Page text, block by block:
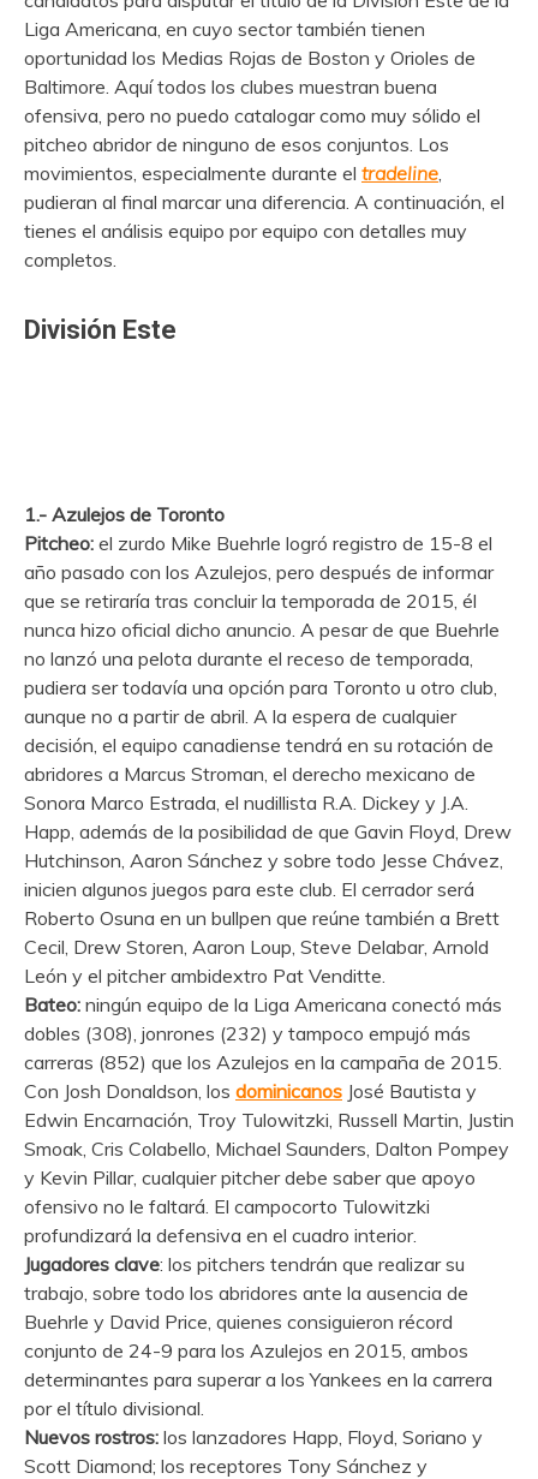
Liga Americana, en cuyo sector también tienen
oportunidad los Medias Rojas de Boston y Orioles de
Baltimore. Aquí todos los clubes muestran buena
ofensiva, pero no puedo catalogar como muy sólido el
pitcheo abridor de ninguno de esos conjuntos. Los
movimientos, especialmente durante el tradeline,
pudieran al final marcar una diferencia. A continuación, el
tienes el análisis equipo por equipo con detalles muy
completos.
División Este
1.- Azulejos de Toronto
Pitcheo: el zurdo Mike Buehrle logró registro de 15-8 el
año pasado con los Azulejos, pero después de informar
que se retiraría tras concluir la temporada de 2015, él
nunca hizo oficial dicho anuncio. A pesar de que Buehrle
no lanzó una pelota durante el receso de temporada,
pudiera ser todavía una opción para Toronto u otro club,
aunque no a partir de abril. A la espera de cualquier
decisión, el equipo canadiense tendrá en su rotación de
abridores a Marcus Stroman, el derecho mexicano de
Sonora Marco Estrada, el nudillista R.A. Dickey y J.A.
Happ, además de la posibilidad de que Gavin Floyd, Drew
Hutchinson, Aaron Sánchez y sobre todo Jesse Chávez,
inicien algunos juegos para este club. El cerrador será
Roberto Osuna en un bullpen que reúne también a Brett
Cecil, Drew Storen, Aaron Loup, Steve Delabar, Arnold
León y el pitcher ambidextro Pat Venditte.
Bateo: ningún equipo de la Liga Americana conectó más
dobles (308), jonrones (232) y tampoco empujó más
carreras (852) que los Azulejos en la campaña de 2015.
Con Josh Donaldson, los dominicanos José Bautista y
Edwin Encarnación, Troy Tulowitzki, Russell Martin, Justin
Smoak, Cris Colabello, Michael Saunders, Dalton Pompey
y Kevin Pillar, cualquier pitcher debe saber que apoyo
ofensivo no le faltará. El campocorto Tulowitzki
profundizará la defensiva en el cuadro interior.
Jugadores clave: los pitchers tendrán que realizar su
trabajo, sobre todo los abridores ante la ausencia de
Buehrle y David Price, quienes consiguieron récord
conjunto de 24-9 para los Azulejos en 2015, ambos
determinantes para superar a los Yankees en la carrera
por el título divisional.
Nuevos rostros: los lanzadores Happ, Floyd, Soriano y
Scott Diamond; los receptores Tony Sánchez y